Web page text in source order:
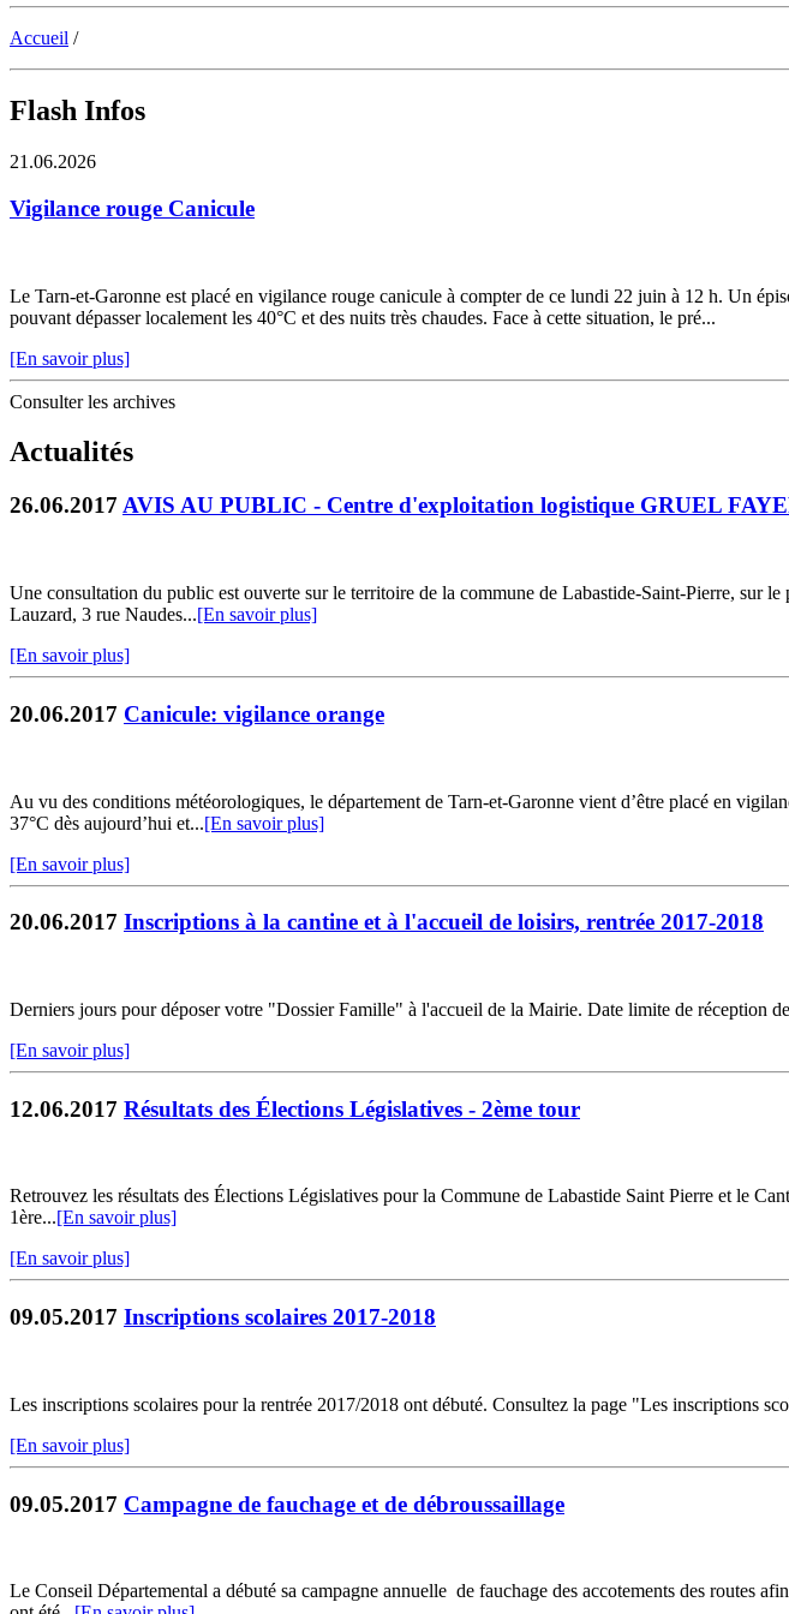
Accueil /
Flash Infos
21.06.2026
Vigilance rouge Canicule
Le Tarn-et-Garonne est placé en vigilance rouge canicule à compter de ce lundi 22 juin à 12 h. Un
pouvant dépasser localement les 40°C et des nuits très chaudes. Face à cette situation, le pré...
[En savoir plus]
Consulter les archives
Actualités
26.06.2017 AVIS AU PUBLIC - Centre d'exploitation logistique GRUEL
Une consultation du public est ouverte sur le territoire de la commune de Labastide-Saint-Pierre,
Lauzard, 3 rue Naudes...[En savoir plus]
[En savoir plus]
20.06.2017 Canicule: vigilance orange
Au vu des conditions météorologiques, le département de Tarn-et-Garonne vient d’être placé en
37°C dès aujourd’hui et...[En savoir plus]
[En savoir plus]
20.06.2017 Inscriptions à la cantine et à l'accueil de loisirs, rentrée 2017-2018
Derniers jours pour déposer votre "Dossier Famille" à l'accueil de la Mairie. Date limite de réception
[En savoir plus]
12.06.2017 Résultats des Élections Législatives - 2ème tour
Retrouvez les résultats des Élections Législatives pour la Commune de Labastide Saint Pierre et le
1ère...[En savoir plus]
[En savoir plus]
09.05.2017 Inscriptions scolaires 2017-2018
Les inscriptions scolaires pour la rentrée 2017/2018 ont débuté. Consultez la page "Les inscriptions
[En savoir plus]
09.05.2017 Campagne de fauchage et de débroussaillage
Le Conseil Départemental a débuté sa campagne annuelle de fauchage des accotements des routes